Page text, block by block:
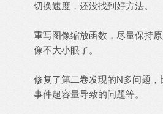
切换速度，还没找到好方法。
重写图像缩放函数，尽量保持
像不大小眼了。
修复了第二卷发现的N多问题，
事件超容量导致的问题等。